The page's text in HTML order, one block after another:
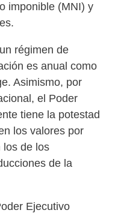
imponible (MNI) y
régimen de
es anual como
Asimismo, por
el Poder
tiene la potestad
los valores por
los de los
de la
Ejecutivo